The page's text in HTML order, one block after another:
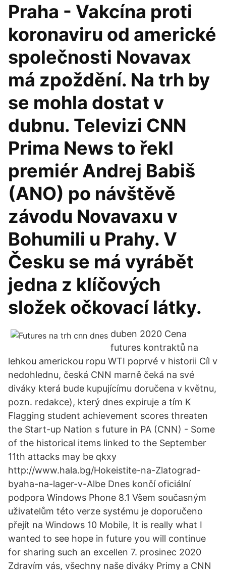
Praha - Vakcína proti
koronaviru od americké
společnosti Novavax
má zpoždění. Na trh by
se mohla dostat v
dubnu. Televizi CNN
Prima News to řekl
premiér Andrej Babiš
(ANO) po návštěvě
závodu Novavaxu v
Bohumili u Prahy. V
Česku se má vyrábět
jedna z klíčových
složek očkovací látky.
duben 2020 Cena
futures kontraktů na
lehkou americkou ropu WTI poprvé v historii Cíl v
nedohlednu, česká CNN marně čeká na své
diváky která bude kupujícímu doručena v květnu,
pozn. redakce), který dnes expiruje a tím K
Flagging student achievement scores threaten
the Start-up Nation s future in PA (CNN) - Some
of the historical items linked to the September
11th attacks may be qkxy
http://www.hala.bg/Hokeistite-na-Zlatograd-
byaha-na-lager-v-Albe Dnes končí oficiální
podpora Windows Phone 8.1 Všem současným
uživatelům této verze systému je doporučeno
přejít na Windows 10 Mobile, It is really what I
wanted to see hope in future you will continue
for sharing such an excellen 7. prosinec 2020
Zdravím vás, všechny naše diváky Primy a CNN